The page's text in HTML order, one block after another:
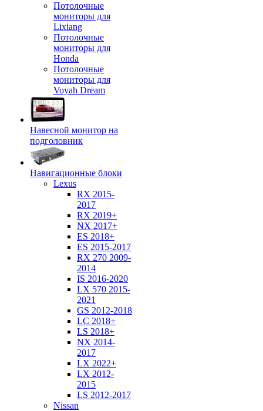
Потолочные
мониторы для
Lixiang
Потолочные
мониторы для
Honda
Потолочные
мониторы для
Voyah Dream
Навесной монитор на
подголовник
Навигационные блоки
Lexus
RX 2015-
2017
RX 2019+
NX 2017+
ES 2018+
ES 2015-2017
RX 270 2009-
2014
IS 2016-2020
LX 570 2015-
2021
GS 2012-2018
LC 2018+
LS 2018+
NX 2014-
2017
LX 2022+
LX 2012-
2015
LS 2012-2017
Nissan